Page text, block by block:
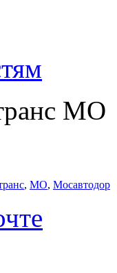
МО
, МО, Мосавтодор